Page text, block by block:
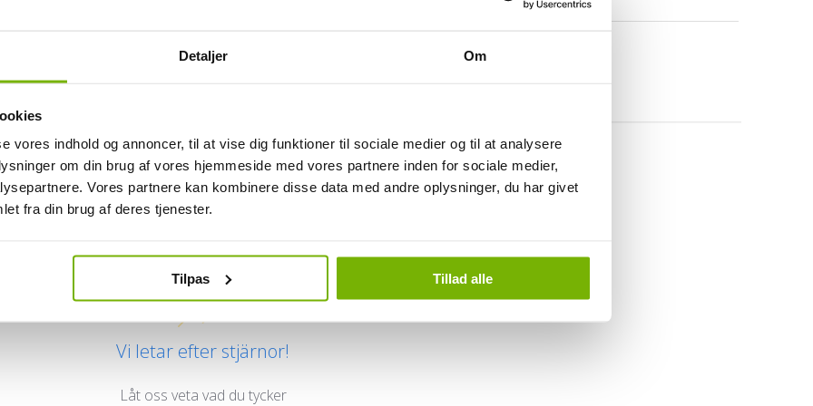
Detaljer Om
vores indhold og annoncer, til at vise dig funktioner til sociale medier og til at analysere
om din brug af vores hjemmeside med vores partnere inden for sociale medier,
Vores partnere kan kombinere disse data med andre oplysninger, du har givet
fra din brug af deres tjenester.
Tilpas Tillad alle
Kundrecensioner
Vi letar efter stjärnor!
Låt oss veta vad du tycker